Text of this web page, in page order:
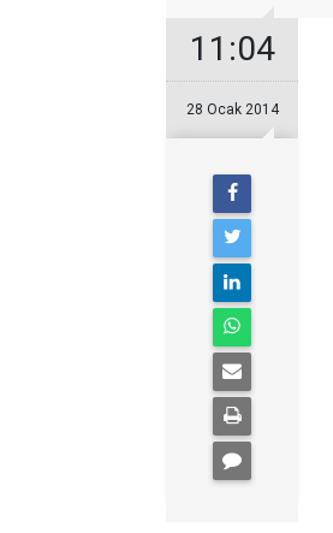
11:04
28 Ocak 2014